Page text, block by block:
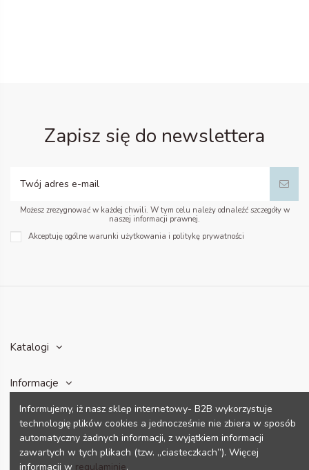
Zapisz się do newslettera
Możesz zrezygnować w każdej chwili. W tym celu należy odnaleźć szczegóły w
naszej informacji prawnej.
Akceptuję ogólne warunki użytkowania i politykę prywatności
Katalogi
Informacje
Konto
Dane kontaktowe
Informujemy, iż nasz sklep internetowy- B2B wykorzystuje
technologię plików cookies a jednocześnie nie zbiera w sposób
automatyczny żadnych informacji, z wyjątkiem informacji
zawartych w tych plikach (tzw. „ciasteczkach”). Więcej
informacji w regulaminie.